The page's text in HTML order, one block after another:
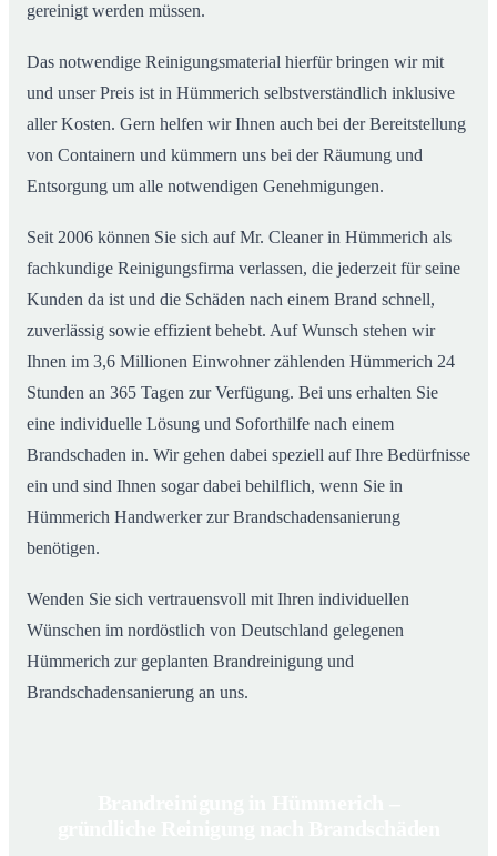
gereinigt werden müssen.
Das notwendige Reinigungsmaterial hierfür bringen wir mit
und unser Preis ist in Hümmerich selbstverständlich inklusive
aller Kosten. Gern helfen wir Ihnen auch bei der Bereitstellung
von Containern und kümmern uns bei der Räumung und
Entsorgung um alle notwendigen Genehmigungen.
Seit 2006 können Sie sich auf Mr. Cleaner in Hümmerich als
fachkundige Reinigungsfirma verlassen, die jederzeit für seine
Kunden da ist und die Schäden nach einem Brand schnell,
zuverlässig sowie effizient behebt. Auf Wunsch stehen wir
Ihnen im 3,6 Millionen Einwohner zählenden Hümmerich 24
Stunden an 365 Tagen zur Verfügung. Bei uns erhalten Sie
eine individuelle Lösung und Soforthilfe nach einem
Brandschaden in. Wir gehen dabei speziell auf Ihre Bedürfnisse
ein und sind Ihnen sogar dabei behilflich, wenn Sie in
Hümmerich Handwerker zur Brandschadensanierung
benötigen.
Wenden Sie sich vertrauensvoll mit Ihren individuellen
Wünschen im nordöstlich von Deutschland gelegenen
Hümmerich zur geplanten Brandreinigung und
Brandschadensanierung an uns.